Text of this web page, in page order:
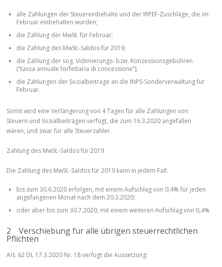
alle Zahlungen der Steuereinbehalte und der IRPEF-Zuschläge, die im
Februar einbehalten wurden;
die Zahlung der MwSt. für Februar;
die Zahlung des MwSt.-Saldos für 2019;
die Zahlung der sog. Vidimierungs- bzw. Konzessionsgebühren
(“tassa annuale forfettaria di concessione”);
die Zahlungen der Sozialbeiträge an die INPS-Sonderverwaltung für
Februar.
Somit wird eine Verlängerung von 4 Tagen für alle Zahlungen von
Steuern und Sozialbeiträgen verfügt, die zum 16.3.2020 angefallen
wären, und zwar für alle Steuerzahler.
Zahlung des MwSt.-Saldos für 2019
Die Zahlung des MwSt.-Saldos für 2019 kann in jedem Fall:
bis zum 30.6.2020 erfolgen, mit einem Aufschlag von 0,4% für jeden
angefangenen Monat nach dem 20.3.2020;
oder aber bis zum 30.7.2020, mit einem weiteren Aufschlag von 0,4%
2 Verschiebung für alle übrigen steuerrechtlichen
Pflichten
Art. 62 DL 17.3.2020 Nr. 18 verfügt die Aussetzung: